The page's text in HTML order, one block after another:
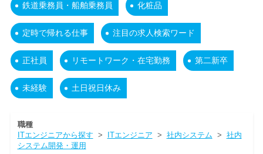
鉄道乗務員・船舶乗務員 化粧品
定時で帰れる仕事 注目の求人検索ワード
正社員 リモートワーク・在宅勤務 第二新卒
未経験 土日祝日休み
職種
ITエンジニアから探す > ITエンジニア > 社内システム > 社内
システム開発・運用